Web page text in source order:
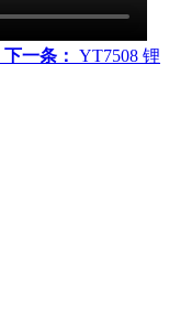
下一条： YT7508 锂